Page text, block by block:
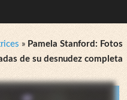
» Pamela Stanford: Fotos
de su desnudez completa